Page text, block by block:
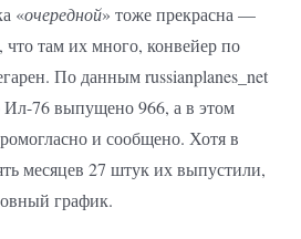
«очередной» тоже прекрасна —
что там их много, конвейер по
По данным russianplanes_net
Ил-76 выпущено 966, а в этом
и сообщено. Хотя в
месяцев 27 штук их выпустили,
график.